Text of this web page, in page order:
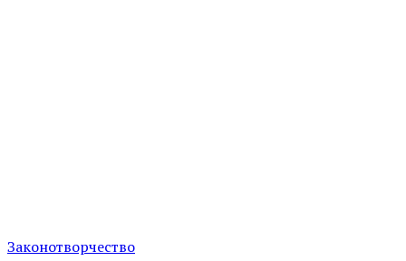
Законотворчество